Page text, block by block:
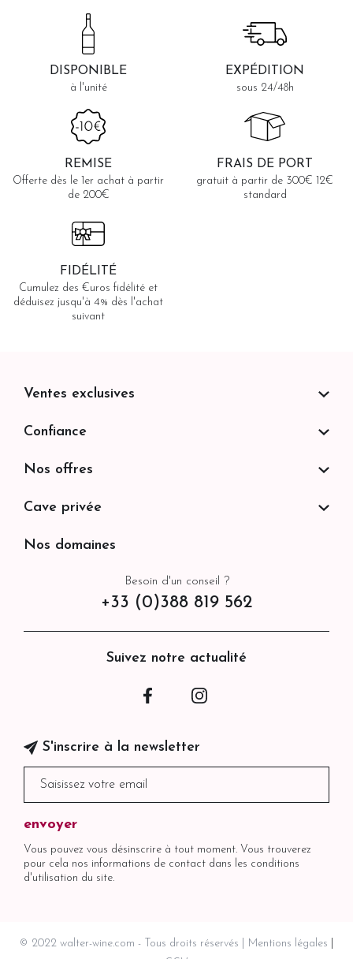
DISPONIBLE
à l'unité
EXPÉDITION
sous 24/48h
REMISE
Offerte dès le 1er achat à partir
de 200€
FRAIS DE PORT
gratuit à partir de 300€ 12€
standard
FIDÉLITÉ
Cumulez des €uros fidélité et
déduisez jusqu'à 4% dès l'achat
suivant
Besoin d'un conseil ?
+33 (0)388 819 562
Suivez notre actualité
Facebook
S'inscrire à la newsletter
Vous pouvez vous désinscrire à tout moment. Vous trouverez
pour cela nos informations de contact dans les conditions
d'utilisation du site.
Ventes exclusives
Confiance
Nos offres
Cave privée
Nos domaines
© 2022 walter-wine.com - Tous droits réservés
Mentions légales